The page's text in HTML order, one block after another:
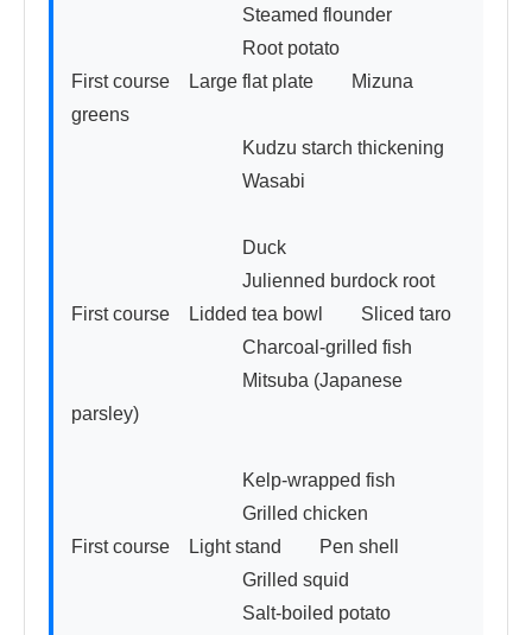
Steamed flounder
Root potato
First course　Large flat plate　　Mizuna
greens
Kudzu starch thickening
Wasabi
Duck
Julienned burdock root
First course　Lidded tea bowl　　Sliced taro
Charcoal-grilled fish
Mitsuba (Japanese
parsley)
Kelp-wrapped fish
Grilled chicken
First course　Light stand　　Pen shell
Grilled squid
Salt-boiled potato